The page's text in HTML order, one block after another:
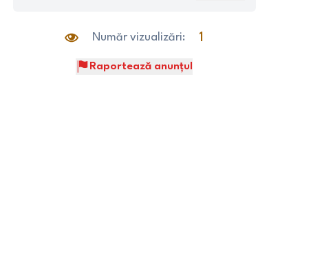
Număr vizualizări: 1
Raportează anunțul